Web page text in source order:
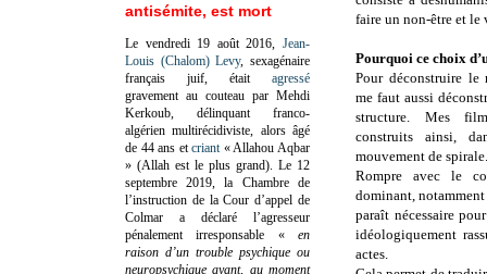
faire un non-être et le
Pourquoi ce choix
Pour déconstruire
me faut aussi
structure. Mes
construits ainsi,
mouvement de spirale.
Rompre avec le
dominant,
paraît nécessaire
idéologiquement
actes.
antisémite, est mort
Le vendredi 19 août 2016, Jean-
Louis (Chalom) Levy, sexagénaire
français juif, était agressé
gravement au couteau par Mehdi
Kerkoub, délinquant franco-
algérien multirécidiviste, alors âgé
de 44 ans etcriant « Allahou Aqbar
» (Allah est le plus grand). Le 12
septembre 2019, la Chambre de
l’instruction de la Cour d’appel de
Colmar a déclaré l’agresseur
pénalement irresponsable «en
raison d’un trouble psychique ou
neuropsychique ayant, au moment